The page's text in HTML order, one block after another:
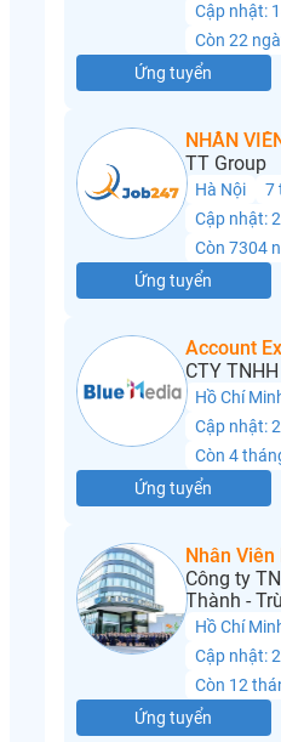
Cập nhật:
Còn 22
Ứng tuyển
NHÂN
TT Group
Hà Nội
7
Cập nhật:
Còn 7304
Ứng tuyển
Account
CTY
Hồ Chí
Cập nhật:
Còn 4
Ứng tuyển
Nhân Viên
Công ty
Thành -
Hồ Chí
Cập nhật:
Còn 12
Ứng tuyển